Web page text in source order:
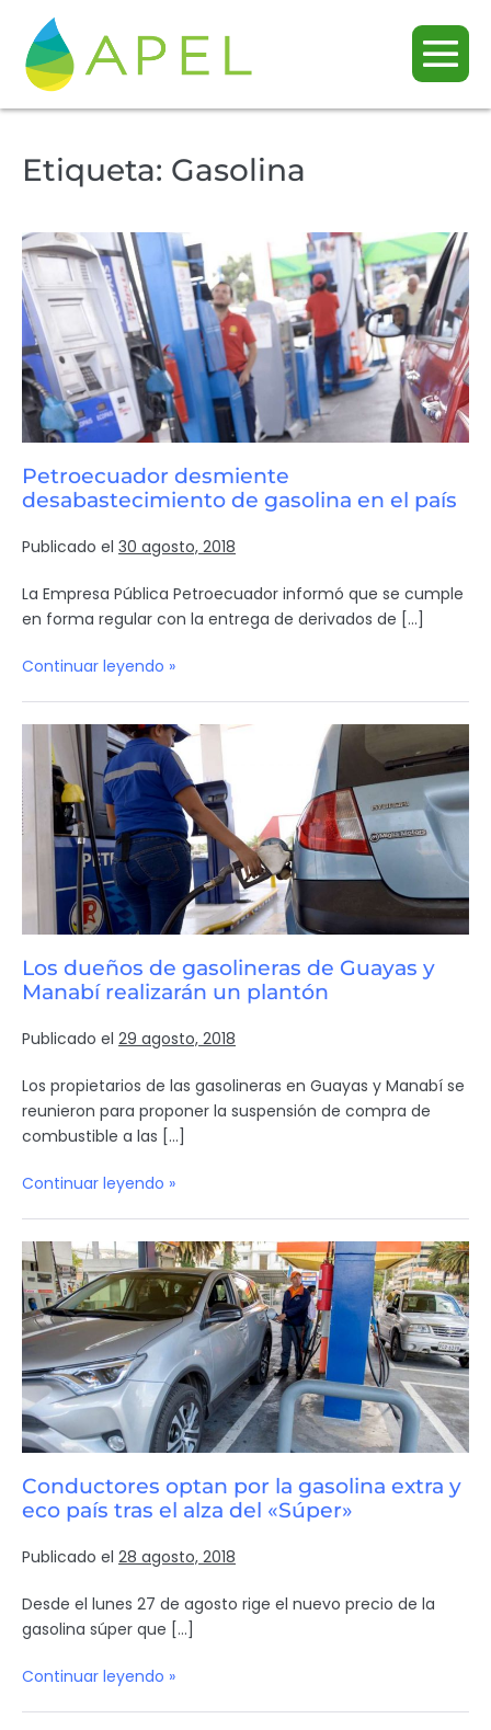
Etiqueta: Gasolina
Petroecuador desmiente
desabastecimiento de gasolina en el país
Publicado el 30 agosto, 2018
La Empresa Pública Petroecuador informó que se cumple
en forma regular con la entrega de derivados de […]
Continuar leyendo »
Los dueños de gasolineras de Guayas y
Manabí realizarán un plantón
Publicado el 29 agosto, 2018
Los propietarios de las gasolineras en Guayas y Manabí se
reunieron para proponer la suspensión de compra de
combustible a las […]
Continuar leyendo »
Conductores optan por la gasolina extra y
eco país tras el alza del «Súper»
Publicado el 28 agosto, 2018
Desde el lunes 27 de agosto rige el nuevo precio de la
gasolina súper que […]
Continuar leyendo »